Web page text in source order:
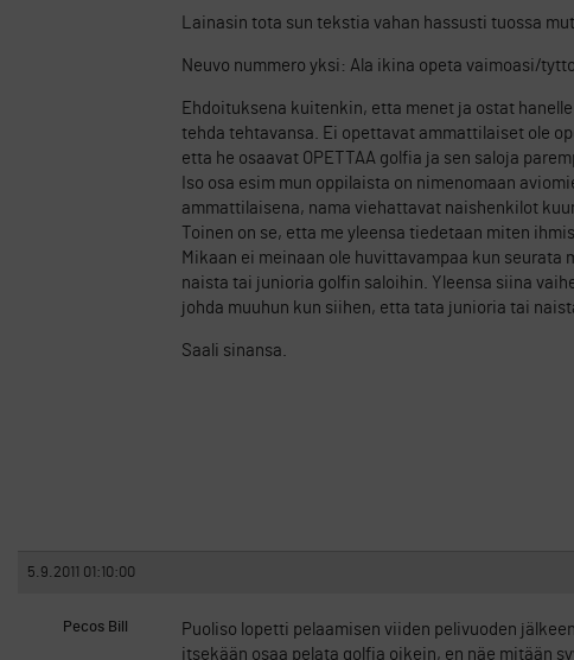
Lainasin tota sun tekstia vahan hassusti tuossa
Neuvo nummero yksi: Ala ikina opeta vaimoasi/
Ehdoituksena kuitenkin, etta menet ja ostat
tehda tehtavansa. Ei opettavat ammattilaiset ole
etta he osaavat OPETTAA golfia ja sen saloja
Iso osa esim mun oppilaista on nimenomaan
ammattilaisena, nama viehattavat naishenkilot
Toinen on se, etta me yleensa tiedetaan miten
Mikaan ei meinaan ole huvittavampaa kun
naista tai junioria golfin saloihin. Yleensa siina
johda muuhun kun siihen, etta tata junioria tai
Saali sinansa.
5.9.2011 01:10:00
Pecos Bill
Puoliso lopetti pelaamisen viiden pelivuoden
itsekään osaa pelata golfia oikein, en näe mitään